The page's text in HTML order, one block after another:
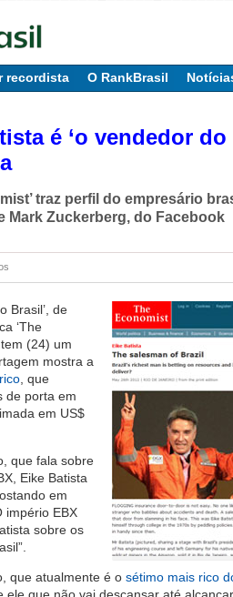
recordista O RankBrasil
é ‘o vendedor
traz perfil do empresário
Mark Zuckerberg, do Facebook
Brasil’, de
‘The
(24) um
mostra a
, que
de porta em
em US$
que fala sobre
Eike Batista
em
império EBX
sobre os
que atualmente é o sétimo mais rico